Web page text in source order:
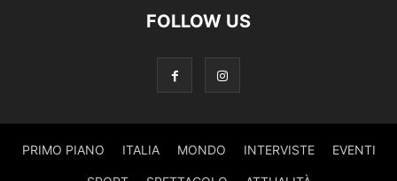
FOLLOW US
PRIMO PIANO ITALIA MONDO INTERVISTE EVENTI